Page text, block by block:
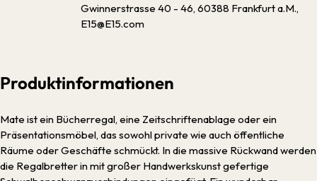
Gwinnerstrasse 40 - 46, 60388 Frankfurt a.M.,
E15@E15.com
Produktinformationen
Mate ist ein Bücherregal, eine Zeitschriftenablage oder ein
Präsentationsmöbel, das sowohl private wie auch öffentliche
Räume oder Geschäfte schmückt. In die massive Rückwand werden
die Regalbretter in mit großer Handwerkskunst gefertige